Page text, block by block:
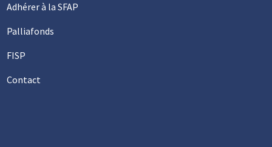
Adhérer à la SFAP
Palliafonds
FISP
Contact